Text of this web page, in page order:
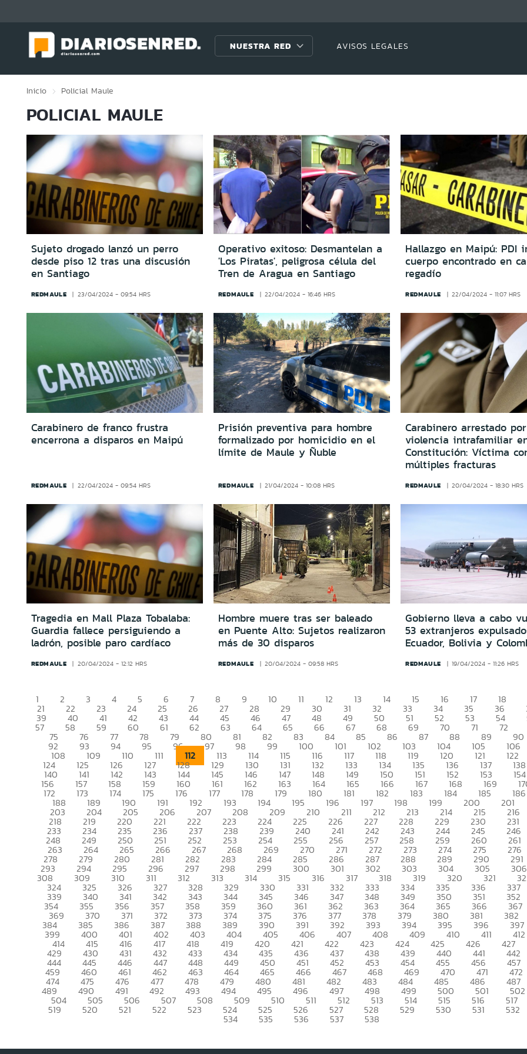
NUESTRA RED AVISOS LEGALES
Inicio Policial Maule
POLICIAL MAULE
Sujeto drogado lanzó un perro
desde piso 12 tras una discusión
en Santiago
REDMAULE 23/04/2024 - 09:54 HRS
Operativo exitoso: Desmantelan a
'Los Piratas', peligrosa célula del
Tren de Aragua en Santiago
REDMAULE 22/04/2024 - 16:46 HRS
Hallazgo en Maipú: PDI
cuerpo encontrado en
regadío
REDMAULE 22/04/2024 - 11:07 HRS
Carabinero de franco frustra
encerrona a disparos en Maipú
REDMAULE 22/04/2024 - 09:54 HRS
Prisión preventiva para hombre
formalizado por homicidio en el
límite de Maule y Ñuble
REDMAULE 21/04/2024 - 10:08 HRS
Carabinero arrestado por
violencia intrafamiliar
Constitución: Víctima
múltiples fracturas
REDMAULE 20/04/2024 - 18:30 HRS
Tragedia en Mall Plaza Tobalaba:
Guardia fallece persiguiendo a
ladrón, posible paro cardíaco
REDMAULE 20/04/2024 - 12:12 HRS
Hombre muere tras ser baleado
en Puente Alto: Sujetos realizaron
más de 30 disparos
REDMAULE 20/04/2024 - 09:58 HRS
Gobierno lleva a cabo
53 extranjeros
Ecuador, Bolivia y
REDMAULE 19/04/2024 - 11:26 HRS
1 2 3 4 5 6 7 8 9 10 11 12 13 14 15 16 17 18
21 22 23 24 25 26 27 28 29 30 31 32 33 34 35 36
39 40 41 42 43 44 45 46 47 48 49 50 51 52 53 54
57 58 59 60 61 62 63 64 65 66 67 68 69 70 71 72
75 76 77 78 79 80 81 82 83 84 85 86 87 88 89 90
92 93 94 95 96 97 98 99 100 101 102 103 104 105 106
108 109 110 111 112 113 114 115 116 117 118 119 120 121 122
124 125 126 127 128 129 130 131 132 133 134 135 136 137 138
140 141 142 143 144 145 146 147 148 149 150 151 152 153 154
156 157 158 159 160 161 162 163 164 165 166 167 168 169
172 173 174 175 176 177 178 179 180 181 182 183 184 185 186
188 189 190 191 192 193 194 195 196 197 198 199 200 201
203 204 205 206 207 208 209 210 211 212 213 214 215 216
218 219 220 221 222 223 224 225 226 227 228 229 230 231
233 234 235 236 237 238 239 240 241 242 243 244 245 246
248 249 250 251 252 253 254 255 256 257 258 259 260 261
263 264 265 266 267 268 269 270 271 272 273 274 275 276
278 279 280 281 282 283 284 285 286 287 288 289 290 291
293 294 295 296 297 298 299 300 301 302 303 304 305 306
308 309 310 311 312 313 314 315 316 317 318 319 320 321
324 325 326 327 328 329 330 331 332 333 334 335 336 337
339 340 341 342 343 344 345 346 347 348 349 350 351 352
354 355 356 357 358 359 360 361 362 363 364 365 366 367
369 370 371 372 373 374 375 376 377 378 379 380 381 382
384 385 386 387 388 389 390 391 392 393 394 395 396 397
399 400 401 402 403 404 405 406 407 408 409 410 411 412
414 415 416 417 418 419 420 421 422 423 424 425 426 427
429 430 431 432 433 434 435 436 437 438 439 440 441 442
444 445 446 447 448 449 450 451 452 453 454 455 456 457
459 460 461 462 463 464 465 466 467 468 469 470 471 472
474 475 476 477 478 479 480 481 482 483 484 485 486 487
489 490 491 492 493 494 495 496 497 498 499 500 501 502
504 505 506 507 508 509 510 511 512 513 514 515 516 517
519 520 521 522 523 524 525 526 527 528 529 530 531 532
534 535 536 537 538